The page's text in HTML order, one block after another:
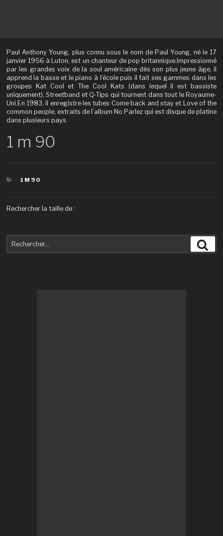
Paul Anthony Young, plus connu sous le nom de Paul Young, né le 17
janvier 1956 à Luton, est un chanteur de pop britannique.Impressionné
par les grandes voix de la soul américaine dès son plus jeune âge, il
apprend la basse et le piano à l’école puis il fait ses gammes dans les
groupes Kat Cool et The Cool Kats (dans lequel il est bassiste
uniquement), Streetband et Q-Tips qui tournent dans tout le Royaume-
Uni.En 1983, il enregistre les tubes Come back and stay et Love of the
common people, extraits de l’album No Parlez qui est disque de platine
dans plusieurs pays.
1 m 90
CATÉGORIES
1M90
Rechercher la taille de :
pour